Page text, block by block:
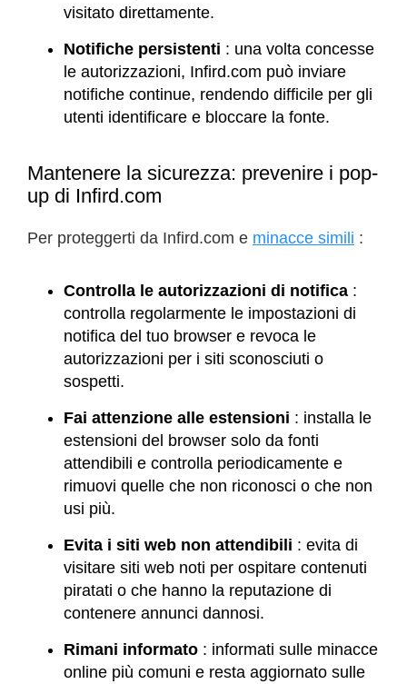
visitato direttamente.
Notifiche persistenti : una volta concesse
le autorizzazioni, Infird.com può inviare
notifiche continue, rendendo difficile per gli
utenti identificare e bloccare la fonte.
Mantenere la sicurezza: prevenire i pop-
up di Infird.com
Per proteggerti da Infird.com e minacce simili :
Controlla le autorizzazioni di notifica :
controlla regolarmente le impostazioni di
notifica del tuo browser e revoca le
autorizzazioni per i siti sconosciuti o
sospetti.
Fai attenzione alle estensioni : installa le
estensioni del browser solo da fonti
attendibili e controlla periodicamente e
rimuovi quelle che non riconosci o che non
usi più.
Evita i siti web non attendibili : evita di
visitare siti web noti per ospitare contenuti
piratati o che hanno la reputazione di
contenere annunci dannosi.
Rimani informato : informati sulle minacce
online più comuni e resta aggiornato sulle